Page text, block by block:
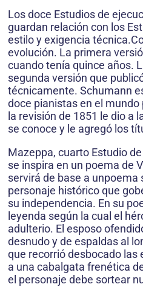
Los doce Estudios de
guardan relación con los
estilo y exigencia
evolución. La primera
cuando tenía quince años.
segunda versión que
técnicamente. Schumann
doce pianistas en el
la revisión de 1851 le dio a
se conoce y le agregó los
Mazeppa, cuarto Estudio
se inspira en un poema de
servirá de base a unpoema
personaje histórico que
su independencia. En su
leyenda según la cual el
adulterio. El esposo
desnudo y de espaldas al
que recorrió desbocado las
a una cabalgata frenética
el personaje debe sortear